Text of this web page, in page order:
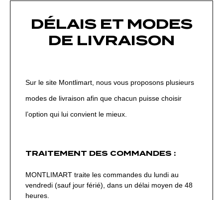
DÉLAIS ET MODES
DE LIVRAISON
Sur le site Montlimart, nous vous proposons plusieurs
modes de livraison afin que chacun puisse choisir
l’option qui lui convient le mieux.
TRAITEMENT DES COMMANDES :
MONTLIMART traite les commandes du lundi au
vendredi (sauf jour férié), dans un délai moyen de 48
heures.